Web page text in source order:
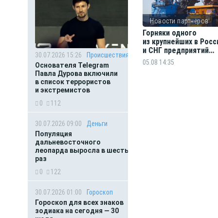
30.07.2026 15:26
Происшествия
Основателя Telegram
Павла Дурова включили
в список террористов
и экстремистов
0
112
30.07.2026 09:00
Деньги
Популяция
дальневосточного
леопарда выросла в шесть
раз
0
122
30.07.2026 01:00
Гороскоп
Гороскоп для всех знаков
зодиака на сегодня — 30
Новости партнёров
Горняки одного
из крупнейших в
и СНГ предприятий
по добыче и
05.08 14:35